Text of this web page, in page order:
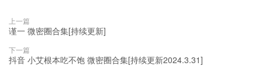
上一篇
谨一 微密圈合集[持续更新]
下一篇
抖音 小艾根本吃不饱 微密圈合集[持续更新2024.3.31]